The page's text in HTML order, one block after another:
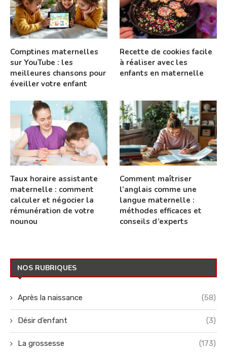
Comptines maternelles
sur YouTube : les
meilleures chansons pour
éveiller votre enfant
Recette de cookies facile
à réaliser avec les
enfants en maternelle
Taux horaire assistante
maternelle : comment
calculer et négocier la
rémunération de votre
nounou
Comment maîtriser
l’anglais comme une
langue maternelle :
méthodes efficaces et
conseils d’experts
NOS RUBRIQUES
Après la naissance (58)
Désir d’enfant (3)
La grossesse (173)